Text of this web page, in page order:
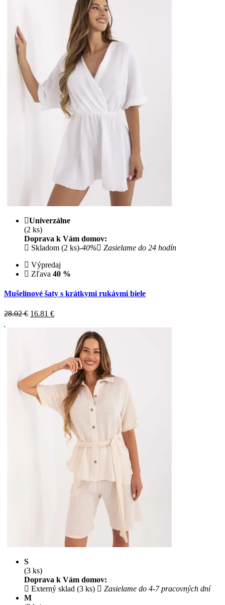
Univerzálne
(2 ks)
Doprava k Vám domov:
Skladom (2 ks)-40%
Zasielame do 24 hodín
Výpredaj
Zľava 40 %
Mušelínové šaty s krátkymi rukávmi biele
28.02 € 16.81 €
S
(3 ks)
Doprava k Vám domov:
Externý sklad (3 ks)
Zasielame do 4-7 pracovných dní
M